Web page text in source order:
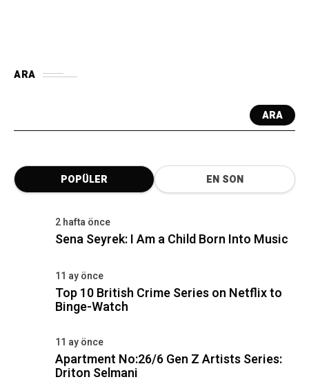
ARA
ARA
POPÜLER EN SON
2 hafta önce
Sena Seyrek: I Am a Child Born Into Music
11 ay önce
Top 10 British Crime Series on Netflix to
Binge-Watch
11 ay önce
Apartment No:26/6 Gen Z Artists Series:
Driton Selmani